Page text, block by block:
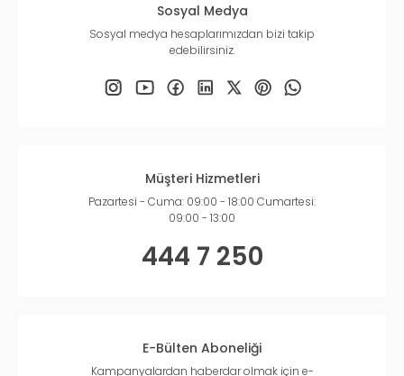
Sosyal Medya
Sosyal medya hesaplarımızdan bizi takip
edebilirsiniz.
Müşteri Hizmetleri
Pazartesi - Cuma: 09:00 - 18:00 Cumartesi:
09:00 - 13:00
444 7 250
E-Bülten Aboneliği
Kampanyalardan haberdar olmak için e-